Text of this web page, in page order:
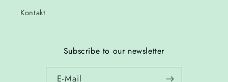
Kontakt
Subscribe to our newsletter
E-Mail